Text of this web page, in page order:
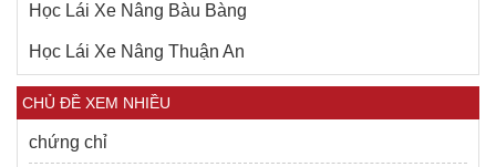
Học Lái Xe Nâng Bàu Bàng
Học Lái Xe Nâng Thuận An
CHỦ ĐỀ XEM NHIỀU
chứng chỉ